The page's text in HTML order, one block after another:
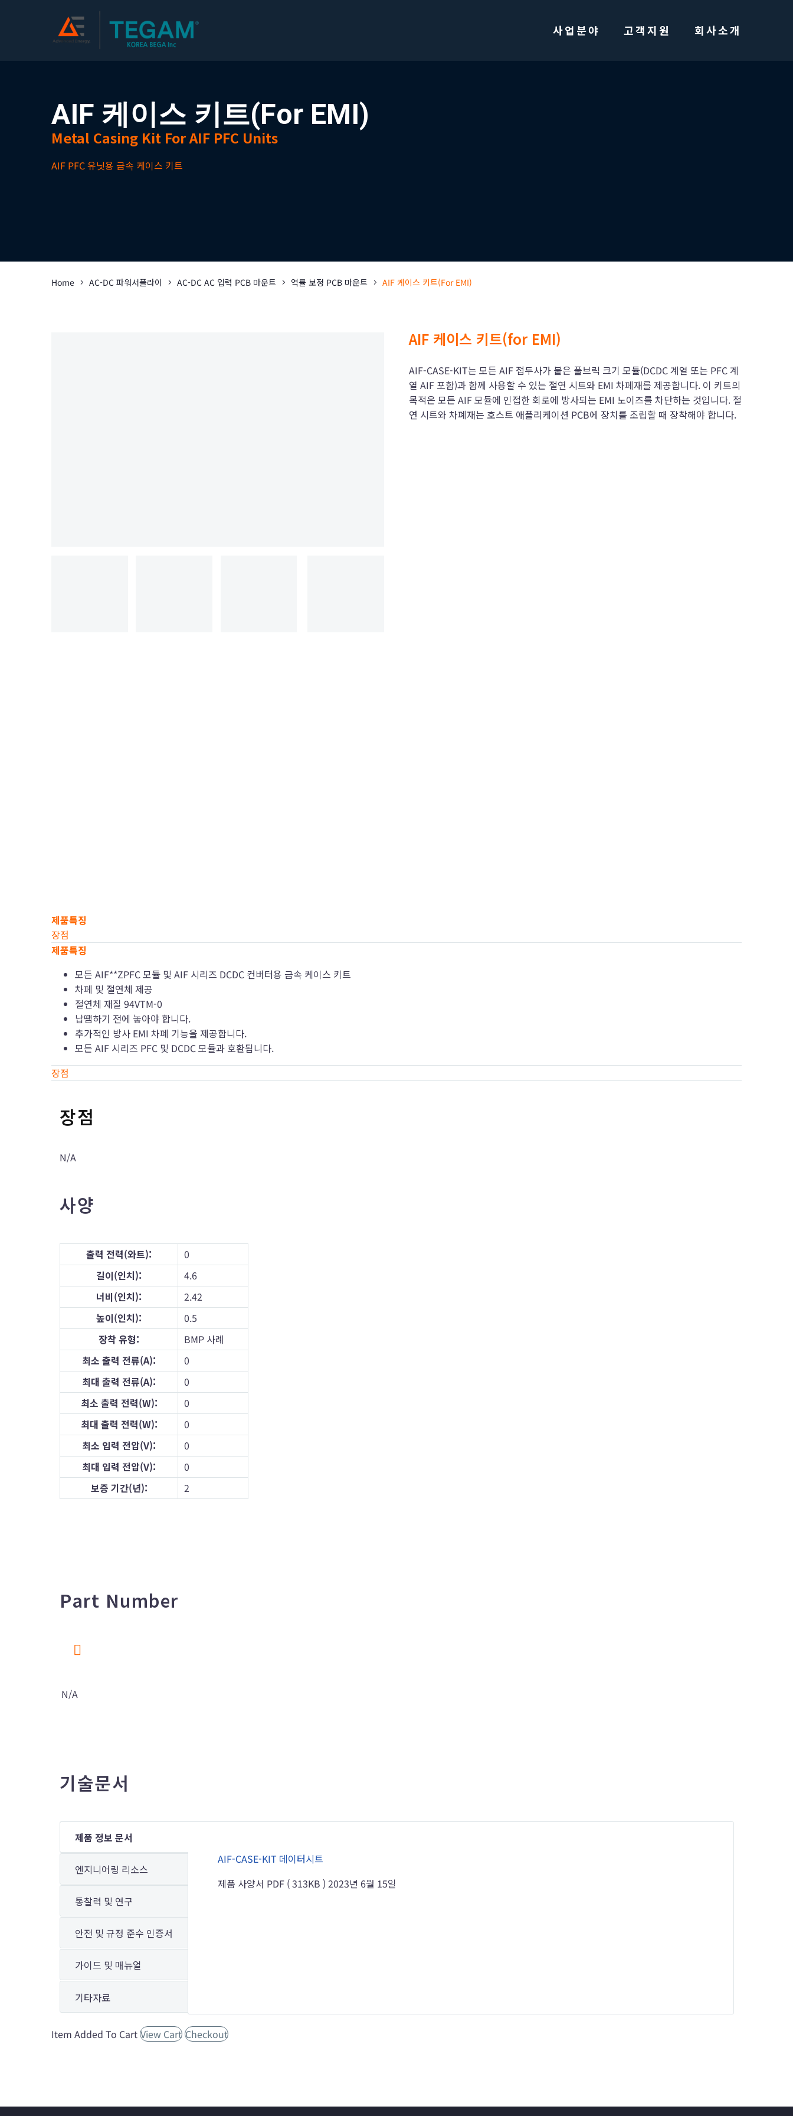
사업분야 고객지원 회사소개
AIF 케이스 키트(for EMI)
Metal Casing Kit For AIF PFC Units
AIF PFC 유닛용 금속 케이스 키트
Home AC-DC 파워서플라이 AC-DC AC 입력 PCB 마운트 역률 보정 PCB 마운트 AIF 케이스 키트(for EMI)
AIF 케이스 키트(for EMI)
AIF-CASE-KIT는 모든 AIF 접두사가 붙은 풀브릭 크기 모듈(DCDC 계열 또는 PFC 계
열 AIF 포함)과 함께 사용할 수 있는 절연 시트와 EMI 차폐재를 제공합니다. 이 키트의
목적은 모든 AIF 모듈에 인접한 회로에 방사되는 EMI 노이즈를 차단하는 것입니다. 절
연 시트와 차폐재는 호스트 애플리케이션 PCB에 장치를 조립할 때 장착해야 합니다.
제품특징
장점
제품특징
모든 AIF**ZPFC 모듈 및 AIF 시리즈 DCDC 컨버터용 금속 케이스 키트
차폐 및 절연체 제공
절연체 재질 94VTM-0
납땜하기 전에 놓아야 합니다.
추가적인 방사 EMI 차폐 기능을 제공합니다.
모든 AIF 시리즈 PFC 및 DCDC 모듈과 호환됩니다.
장점
장점
N/A
사양
출력 전력(와트):
0
길이(인치):
4.6
너비(인치):
2.42
높이(인치):
0.5
장착 유형:
BMP 사례
최소 출력 전류(A):
0
최대 출력 전류(A):
0
최소 출력 전력(W):
0
최대 출력 전력(W):
0
최소 입력 전압(V):
0
최대 입력 전압(V):
0
보증 기간(년):
2
Part Number
N/A
기술문서
제품 정보 문서
엔지니어링 리소스
통찰력 및 연구
안전 및 규정 준수 인증서
가이드 및 매뉴얼
기타자료
AIF-CASE-KIT 데이터시트
제품 사양서 PDF (313KB ) 2023년 6월 15일
Item Added To Cart View Cart Checkout